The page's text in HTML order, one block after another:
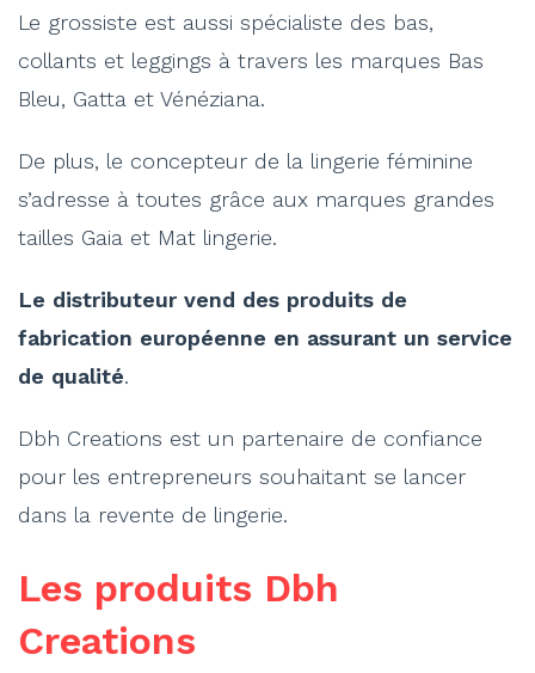
Le grossiste est aussi spécialiste des bas,
collants et leggings à travers les marques Bas
Bleu, Gatta et Vénéziana.
De plus, le concepteur de la lingerie féminine
s’adresse à toutes grâce aux marques grandes
tailles Gaia et Mat lingerie.
Le distributeur vend des produits de
fabrication européenne en assurant un service
de qualité.
Dbh Creations est un partenaire de confiance
pour les entrepreneurs souhaitant se lancer
dans la revente de lingerie.
Les produits Dbh
Creations